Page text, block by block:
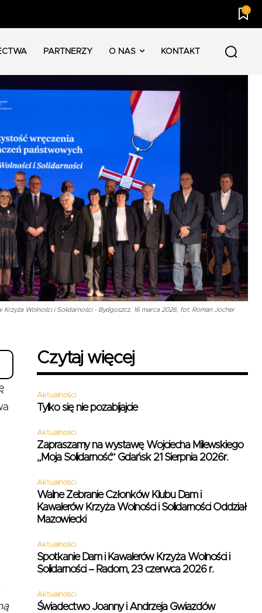
0
PARTNERZY O NAS KONTAKT
Krzyża Wolności i Solidarności - Bydgoszcz, 16 marca 2026, fot. Roman Jocher
Czytaj więcej
Aktualności
Tylko się nie pozabijajcie
Aktualności
Zapraszamy na wystawę Wojciecha Milewskiego
„Moja Solidarność” Gdańsk 21 Sierpnia 2026r.
Aktualności
Walne Zebranie Członków Klubu Dam i
Kawalerów Krzyża Wolności i Solidarności Oddział
Mazowiecki
Aktualności
Spotkanie Dam i Kawalerów Krzyża Wolności i
Solidarności – Radom, 23 czerwca 2026 r.
Aktualności
Świadectwo Joanny i Andrzeja Gwiazdów